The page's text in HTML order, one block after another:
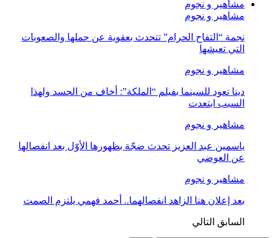
مشاهير و نجوم
مشاهير و نجوم
نجمة “التفاح الحرام” تتحدث بعقوية عن حملها والصعوبات
التي تعيشها
مشاهير و نجوم
دينا تعود للسينما بفيلم “الملكة”: أخاف من الحسد ولهذا
السبب ابتعدت
مشاهير و نجوم
ياسمين عبد العزيز تحدث ضجّة بظهورها الأوّل بعد انفصالها
عن العوضي
مشاهير و نجوم
بعد إعلان هنا الزاهد انفصالهما.. أحمد فهمي يلتزم الصمت
السابق التالي